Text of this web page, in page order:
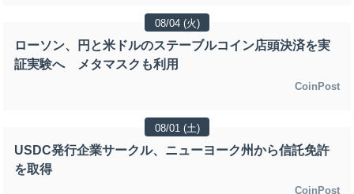
08/04 (火)
ローソン、円と米ドルのステーブルコイン店頭決済を実
証実験へ メタマスクも利用
CoinPost
08/01 (土)
USDC発行企業サークル、ニューヨーク州から信託免許
を取得
CoinPost